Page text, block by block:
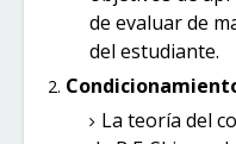
de evaluar de
del estudiante.
La teoría del